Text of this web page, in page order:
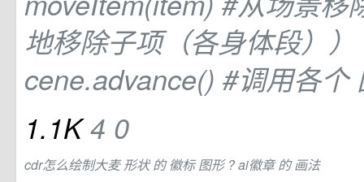
地移除子项（各身体段）
cene.advance() #调用各个
1.1K4 0
cdr怎么绘制大麦形状的徽标图形? ai徽章的画法